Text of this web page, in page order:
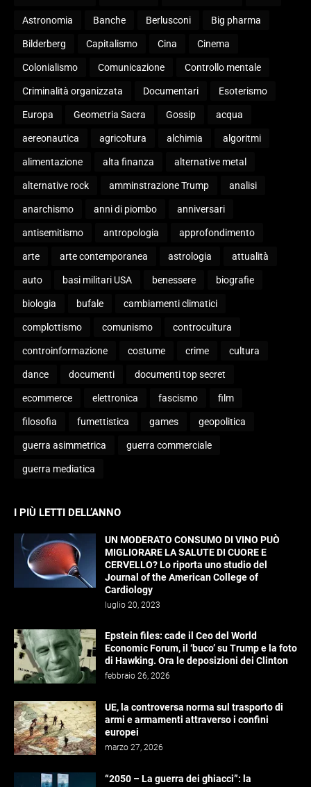
Astronomia Banche Berlusconi Big pharma
Bilderberg Capitalismo Cina Cinema
Colonialismo Comunicazione Controllo mentale
Criminalità organizzata Documentari Esoterismo
Europa Geometria Sacra Gossip acqua
aereonautica agricoltura alchimia algoritmi
alimentazione alta finanza alternative metal
alternative rock amminstrazione Trump analisi
anarchismo anni di piombo anniversari
antisemitismo antropologia approfondimento
arte arte contemporanea astrologia attualità
auto basi militari USA benessere biografie
biologia bufale cambiamenti climatici
complottismo comunismo controcultura
controinformazione costume crime cultura
dance documenti documenti top secret
ecommerce elettronica fascismo film
filosofia fumettistica games geopolitica
guerra asimmetrica guerra commerciale
guerra mediatica
I PIÙ LETTI DELL’ANNO
UN MODERATO CONSUMO DI VINO PUÒ
MIGLIORARE LA SALUTE DI CUORE E
CERVELLO? Lo riporta uno studio del
Journal of the American College of
Cardiology
luglio 20, 2023
Epstein files: cade il Ceo del World
Economic Forum, il ‘buco’ su Trump e la foto
di Hawking. Ora le deposizioni dei Clinton
febbraio 26, 2026
UE, la controversa norma sul trasporto di
armi e armamenti attraverso i confini
europei
marzo 27, 2026
“2050 – La guerra dei ghiacci”: la